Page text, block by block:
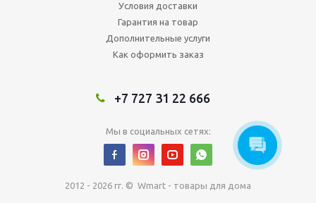
Условия доставки
Гарантия на товар
Дополнительные услуги
Как оформить заказ
+7 727 31 22 666
Мы в социальных сетях:
2012 - 2026 гг. © Wmart - товары для дома